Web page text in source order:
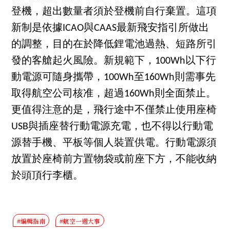
登機，超出數量者須於登機前自行棄置。這項
新制是依據ICAO與CAAS最新飛安指引所做出
的調整，目的在於降低鋰電池過熱、短路所引
發的客艙起火風險。新規範下，100Wh以下行
動電源可隨身攜帶，100Wh至160Wh則需事先
取得航空公司核准，超過160Wh則全面禁止。
更值得注意的是，飛行途中不僅禁止使用座椅
USB與插座替行動電源充電，也不得以行動電
源替手機、平板等個人裝置供電。行動電源須
放置於座椅前方置物袋或前座下方，不能收納
於頭頂行李櫃。
#編輯指南 #航空一週大事